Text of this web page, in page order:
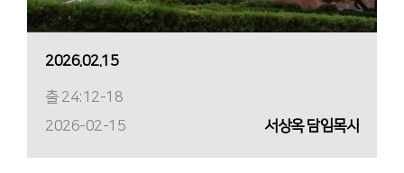
2026.02.15
출 24:12-18
2026-02-15
서상옥 담임목사